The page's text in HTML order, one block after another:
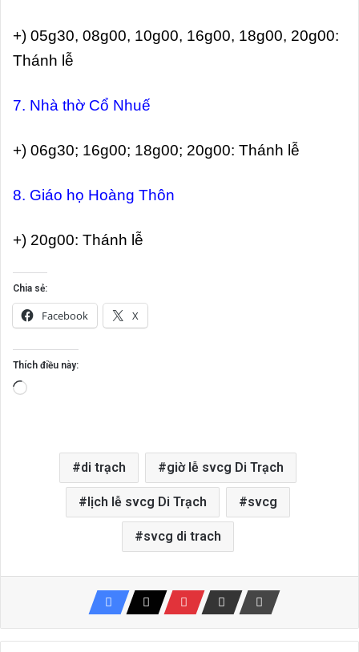
+) 05g30, 08g00, 10g00, 16g00, 18g00, 20g00:
Thánh lễ
7. Nhà thờ Cổ Nhuế
+) 06g30; 16g00; 18g00; 20g00: Thánh lễ
8. Giáo họ Hoàng Thôn
+) 20g00: Thánh lễ
Chia sẻ:
Facebook X
Thích điều này:
Đang
di trạch giờ lễ svcg Di Trạch
lịch lễ svcg Di Trạch svcg
svcg di trach